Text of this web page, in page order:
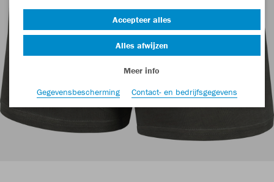
Accepteer alles
Alles afwijzen
Meer info
Gegevensbescherming
Contact- en bedrijfsgegevens